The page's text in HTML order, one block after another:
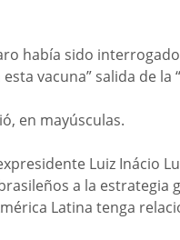
había sido
vacuna” salida de la
en mayúsculas.
Luiz Inácio
a la estrategia
Latina tenga